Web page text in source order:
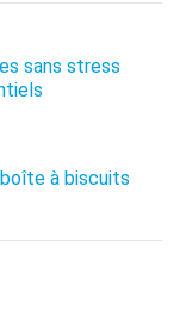
sans stress
à biscuits